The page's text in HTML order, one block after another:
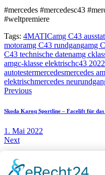
#mercedes #mercedesc43
#weltpremiere
Tags: 4MATICamg C43
motoramg C43 rundgangamg
C43 technische datenamg
amgc-klasse elektrischc43 2022
autotestermercedesmercedes
elektrischmercedes neu
Beitragsnavigation
Previous
Skoda Karoq Sportline – Facelift für das
1. Mai 2022
Next
BMW ix3 – 100 km Verbrauch Test